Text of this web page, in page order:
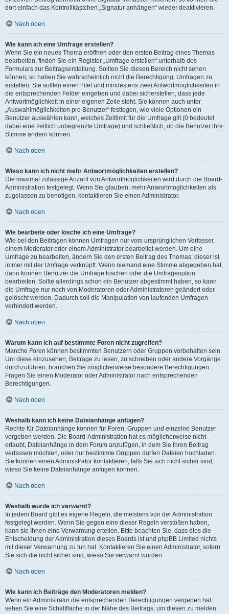
dort einfach das Kontrollkästchen „Signatur anhängen“ wieder deaktivieren.
Nach oben
Wie kann ich eine Umfrage erstellen?
Wenn Sie ein neues Thema eröffnen oder den ersten Beitrag eines Themas
bearbeiten, finden Sie ein Register „Umfrage erstellen“ unterhalb des
Formulars zur Beitragserstellung. Sollten Sie diesen Bereich nicht sehen
können, so haben Sie wahrscheinlich nicht die Berechtigung, Umfragen zu
erstellen. Sie sollten einen Titel und mindestens zwei Antwortmöglichkeiten in
die entsprechenden Felder eingeben und dabei sicherstellen, dass jede
Antwortmöglichkeit in einer eigenen Zeile steht. Sie können auch unter
„Auswahlmöglichkeiten pro Benutzer“ festlegen, wie viele Optionen ein
Benutzer auswählen kann, welches Zeitlimit für die Umfrage gilt (0 bedeutet
dabei eine zeitlich unbegrenzte Umfrage) und schließlich, ob die Benutzer ihre
Stimme ändern können.
Nach oben
Wieso kann ich nicht mehr Antwortmöglichkeiten erstellen?
Die maximal zulässige Anzahl von Antwortmöglichkeiten wird durch die Board-
Administration festgelegt. Wenn Sie glauben, mehr Antwortmöglichkeiten als
zugelassen zu benötigen, kontaktieren Sie einen Administrator.
Nach oben
Wie bearbeite oder lösche ich eine Umfrage?
Wie bei den Beiträgen können Umfragen nur vom ursprünglichen Verfasser,
einem Moderator oder einem Administrator bearbeitet werden. Um eine
Umfrage zu bearbeiten, ändern Sie den ersten Beitrag des Themas; dieser ist
immer mit der Umfrage verknüpft. Wenn niemand eine Stimme abgegeben hat,
dann können Benutzer die Umfrage löschen oder die Umfrageoption
bearbeiten. Sollte allerdings schon ein Benutzer abgestimmt haben, so kann
die Umfrage nur noch von Moderatoren oder Administratoren geändert oder
gelöscht werden. Dadurch soll die Manipulation von laufenden Umfragen
verhindert werden.
Nach oben
Warum kann ich auf bestimmte Foren nicht zugreifen?
Manche Foren können bestimmten Benutzern oder Gruppen vorbehalten sein.
Um diese einzusehen, Beiträge zu lesen, zu schreiben oder andere Vorgänge
durchzuführen, brauchen Sie möglicherweise besondere Berechtigungen.
Fragen Sie einen Moderator oder Administrator nach entsprechenden
Berechtigungen.
Nach oben
Weshalb kann ich keine Dateianhänge anfügen?
Rechte für Dateianhänge können für Foren, Gruppen und einzelne Benutzer
vergeben werden. Die Board-Administration hat es möglicherweise nicht
erlaubt, Dateianhänge in dem Forum anzufügen, in dem Sie Ihren Beitrag
verfassen möchten, oder nur bestimmte Gruppen dürfen Dateien hochladen.
Sie können einen Administrator kontaktieren, falls Sie sich nicht sicher sind,
wieso Sie keine Dateianhänge anfügen können.
Nach oben
Weshalb wurde ich verwarnt?
In jedem Board gibt es eigene Regeln, die meistens von der Administration
festgelegt werden. Wenn Sie gegen eine dieser Regeln verstoßen haben,
kann sie Ihnen eine Verwarnung erteilen. Bitte beachten Sie, dass dies die
Entscheidung der Administration dieses Boards ist und phpBB Limited nichts
mit dieser Verwarnung zu tun hat. Kontaktieren Sie einen Administrator, sofern
Sie sich die nicht sicher sind, wieso Sie verwarnt wurden.
Nach oben
Wie kann ich Beiträge den Moderatoren melden?
Wenn ein Administrator die entsprechenden Berechtigungen vergeben hat,
sehen Sie eine Schaltfläche in der Nähe des Beitrags, um diesen zu melden.